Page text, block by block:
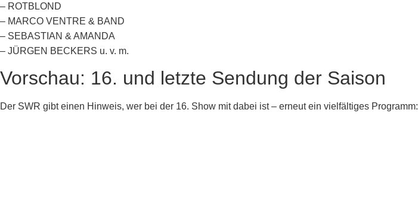
– ROTBLOND
– MARCO VENTRE & BAND
– SEBASTIAN & AMANDA
– JÜRGEN BECKERS u. v. m.
Vorschau: 16. und letzte Sendung der Saison
Der SWR gibt einen Hinweis, wer bei der 16. Show mit dabei ist – erneut ein vielfältiges Programm: